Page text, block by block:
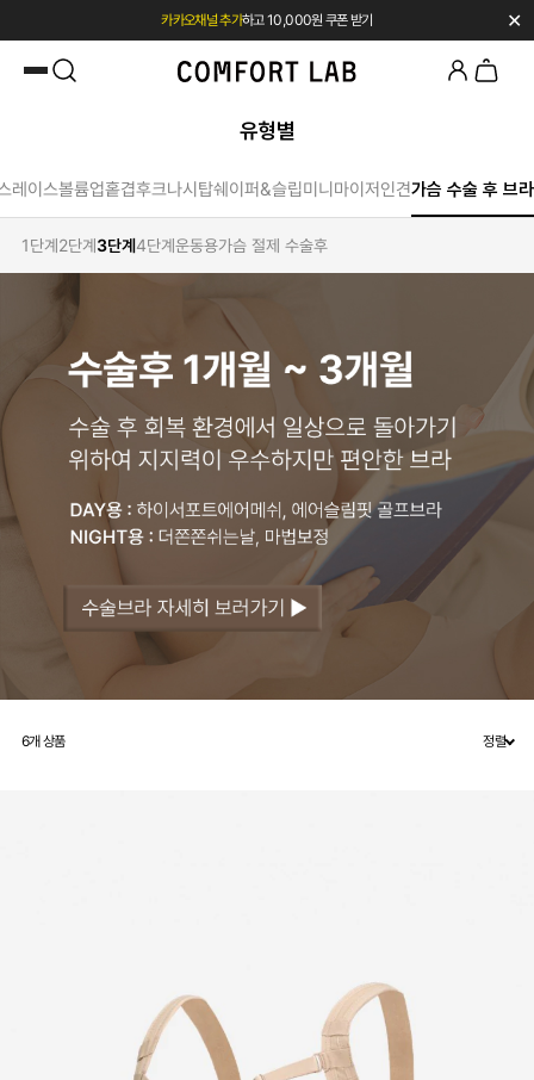
카카오채널 추가하고 10,000원 쿠폰 받기
첫 구매 시 베스트셀러 50% 즉시 할인
✕
유형별
레이스볼륨업홑겹후크나시탑쉐이퍼&슬립미니마이저인견가슴 수술 후 브라
1단계2단계3단계4단계운동용가슴 절제 수술후
6개 상품 정렬